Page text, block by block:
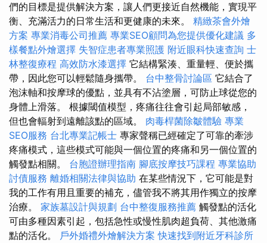
們的目標是提供解決方案，讓人們更接近自然機能，實現平
衡、充滿活力的日常生活和更健康的未來。 精緻茶會外燴
方案 專業消毒公司推薦 專業SEO顧問為您提供優化建議 多
樣餐點外燴選擇 失智症患者專業照護 附近眼科快速查詢 士
林整復療程 高效防水漆選擇 它結構緊湊、重量輕、便於攜
帶，因此您可以輕鬆隨身攜帶。 台中整骨討論區 它結合了
泡沫軸和按摩球的優點，並具有不沾塗層，可防止球從您的
身體上滑落。 根據閾值模型，疼痛往往會引起局部敏感，
但也會輻射到遠離該點的區域。 肉毒桿菌除皺體驗 專業
SEO服務 台北專業記帳士 專家聲稱已經確定了可靠的牽涉
疼痛模式，這些模式可能與一個位置的疼痛和另一個位置的
觸發點相關。 台胞證辦理指南 腳底按摩技巧課程 專業協助
討債服務 離婚相關法律與協助 在某些情況下，它可能是對
我的工作有用且重要的補充，儘管我不將其用作獨立的按摩
治療。 家族墓設計與規劃 台中整復服務推薦 觸發點的活化
可由多種因素引起，包括急性或慢性肌肉超負荷、其他激痛
點的活化。 戶外婚禮外燴解決方案 快速找到附近牙科診所